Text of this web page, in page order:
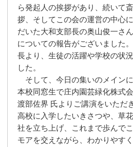
ら発起人の挨拶があり、続いて
拶、そしてこの会の運営の中心
だいた大和支部長の奥山俊一さ
についての報告がございました
長より、生徒の活躍や学校の状
した。
そして、今日の集いのメインに
本校同窓生で庄内園芸緑化株式
渡部佐界 氏よりご講演をいただ
高校に入学したいきさつや、草
社を立ち上げ、これまで歩んで
モアを交えながら、わかりやす